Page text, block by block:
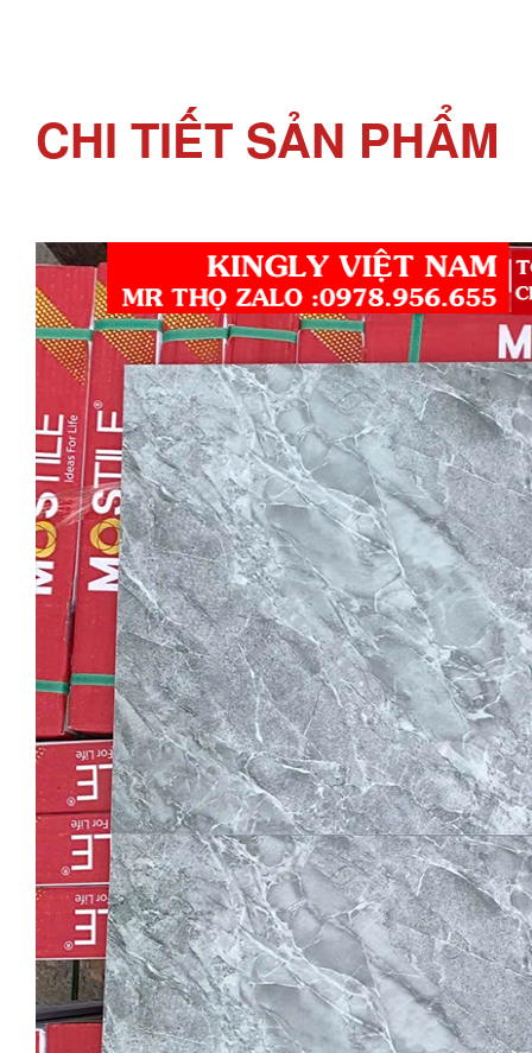
CHI TIẾT SẢN PHẨM